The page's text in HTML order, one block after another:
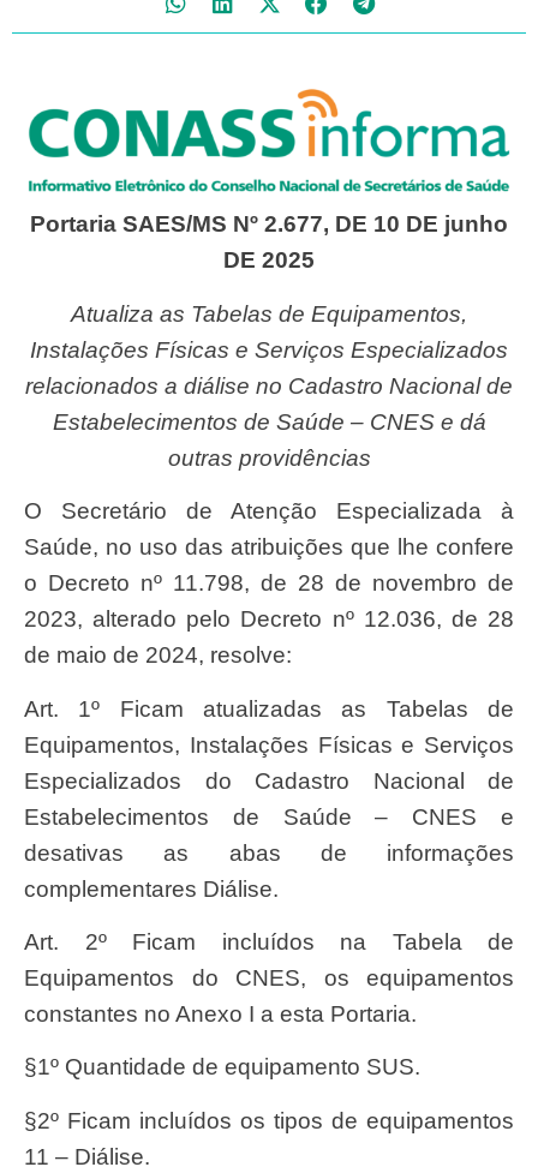
Portaria SAES/MS Nº 2.677, DE 10 DE junho
DE 2025
Atualiza as Tabelas de Equipamentos,
Instalações Físicas e Serviços Especializados
relacionados a diálise no Cadastro Nacional de
Estabelecimentos de Saúde – CNES e dá
outras providências
O Secretário de Atenção Especializada à
Saúde, no uso das atribuições que lhe confere
o Decreto nº 11.798, de 28 de novembro de
2023, alterado pelo Decreto nº 12.036, de 28
de maio de 2024, resolve:
Art. 1º Ficam atualizadas as Tabelas de
Equipamentos, Instalações Físicas e Serviços
Especializados do Cadastro Nacional de
Estabelecimentos de Saúde – CNES e
desativas as abas de informações
complementares Diálise.
Art. 2º Ficam incluídos na Tabela de
Equipamentos do CNES, os equipamentos
constantes no Anexo I a esta Portaria.
§1º Quantidade de equipamento SUS.
§2º Ficam incluídos os tipos de equipamentos
11 – Diálise.